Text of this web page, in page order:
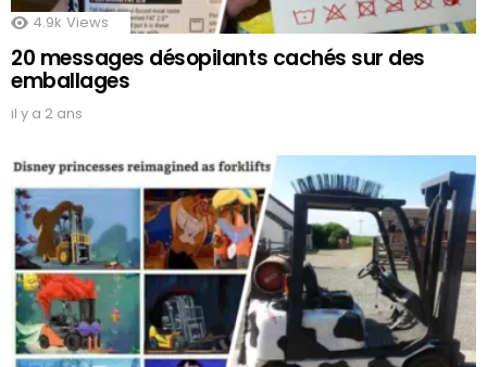
4.9k Views
20 messages désopilants cachés sur des
emballages
il y a 2 ans